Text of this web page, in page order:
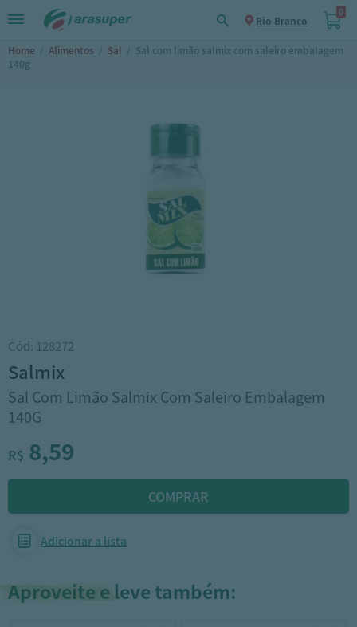
Rio Branco
0
Home / Alimentos / Sal / Sal com limão salmix com saleiro embalagem
140g
Cód: 128272
salmix
Sal Com Limão Salmix Com Saleiro Embalagem
140G
R$ 8,59
Adicionar a lista
Aproveite e leve também: